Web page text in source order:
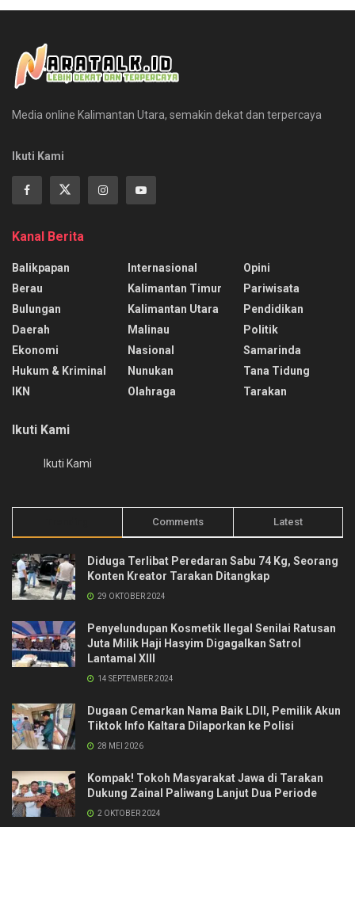
Media online Kalimantan Utara, semakin dekat dan terpercaya
Ikuti Kami
Kanal Berita
Balikpapan
Berau
Bulungan
Daerah
Ekonomi
Hukum & Kriminal
IKN
Internasional
Kalimantan Timur
Kalimantan Utara
Malinau
Nasional
Nunukan
Olahraga
Opini
Pariwisata
Pendidikan
Politik
Samarinda
Tana Tidung
Tarakan
Ikuti Kami
Ikuti Kami
Comments Latest
Diduga Terlibat Peredaran Sabu 74 Kg, Seorang
Konten Kreator Tarakan Ditangkap
29 OKTOBER 2024
Penyelundupan Kosmetik Ilegal Senilai Ratusan
Juta Milik Haji Hasyim Digagalkan Satrol
Lantamal XIII
14 SEPTEMBER 2024
Dugaan Cemarkan Nama Baik LDII, Pemilik Akun
Tiktok Info Kaltara Dilaporkan ke Polisi
28 MEI 2026
Kompak! Tokoh Masyarakat Jawa di Tarakan
Dukung Zainal Paliwang Lanjut Dua Periode
2 OKTOBER 2024